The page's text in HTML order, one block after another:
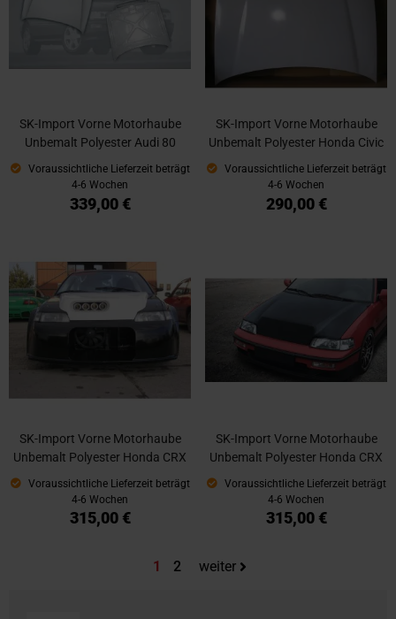
SK-Import Vorne Motorhaube
Unbemalt Polyester Audi 80
Voraussichtliche Lieferzeit beträgt
4-6 Wochen
339,00 €
SK-Import Vorne Motorhaube
Unbemalt Polyester Honda Civic
Voraussichtliche Lieferzeit beträgt
4-6 Wochen
290,00 €
SK-Import Vorne Motorhaube
Unbemalt Polyester Honda CRX
Voraussichtliche Lieferzeit beträgt
4-6 Wochen
315,00 €
SK-Import Vorne Motorhaube
Unbemalt Polyester Honda CRX
Voraussichtliche Lieferzeit beträgt
4-6 Wochen
315,00 €
Sie lesen gerade die Seite
1 Seite
2 weiter